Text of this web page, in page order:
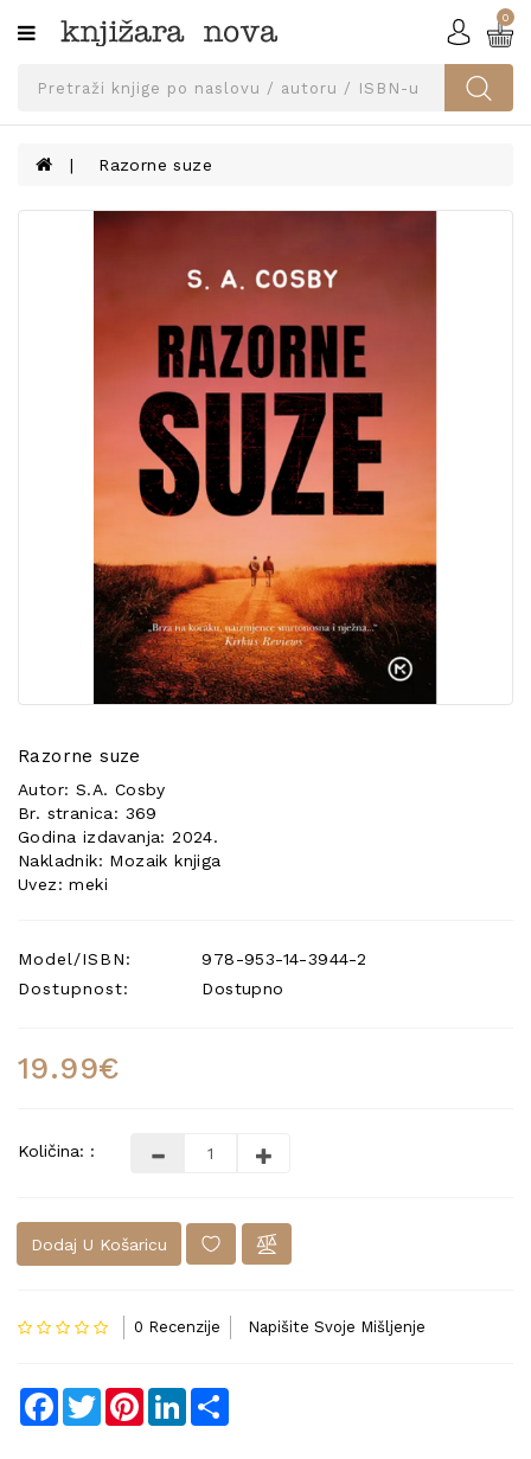
Kategorije
SVEUČILIŠNA
UDŽBENICI
KNJIGE
PONUDA
0
Razorne suze
Razorne suze
Autor: S.A. Cosby
Br. stranica: 369
Godina izdavanja: 2024.
Nakladnik: Mozaik knjiga
Uvez: meki
Model/ISBN:
978-953-14-3944-2
Dostupnost:
Dostupno
19.99€
Količina: :
Dodaj U Košaricu
0 Recenzije Napišite Svoje Mišljenje
Facebook
TwitterPinterestLinkedIn